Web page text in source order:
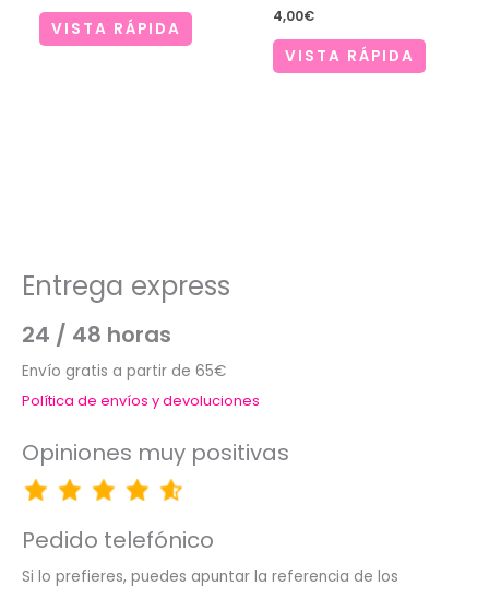
VISTA RÁPIDA
4,00€
VISTA RÁPIDA
Entrega express
24 / 48 horas
Envío gratis a partir de 65€
Política de envíos y devoluciones
Opiniones muy positivas
Pedido telefónico
Si lo prefieres, puedes apuntar la referencia de los